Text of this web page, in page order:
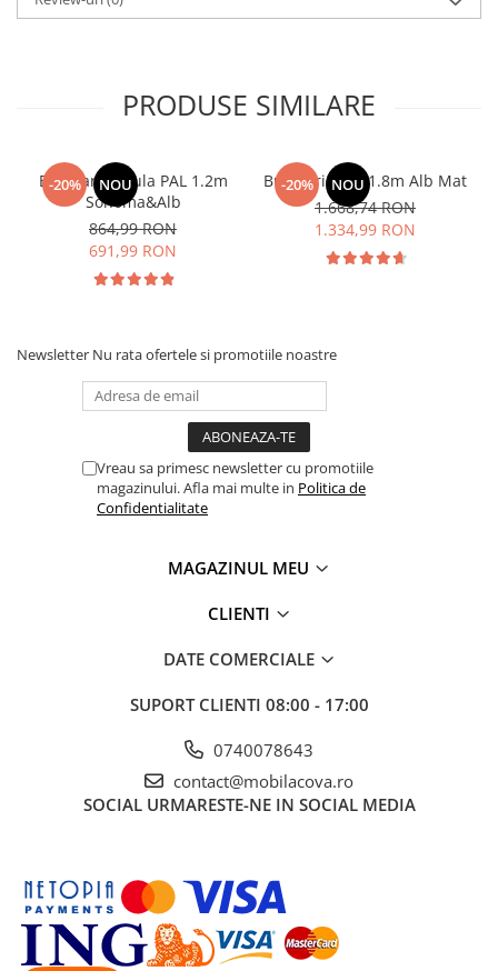
PRODUSE SIMILARE
-20% NOU
Bucatarie Paula PAL 1.2m
Sonoma&Alb
864,99 RON
691,99 RON
-20% NOU
Bucatarie Lily 1.8m Alb Mat
1.668,74 RON
1.334,99 RON
Newsletter Nu rata ofertele si promotiile noastre
Vreau sa primesc newsletter cu promotiile
magazinului. Afla mai multe in Politica de
Confidentialitate
MAGAZINUL MEU
CLIENTI
DATE COMERCIALE
SUPORT CLIENTI 08:00 - 17:00
0740078643
contact@mobilacova.ro
SOCIAL URMARESTE-NE IN SOCIAL MEDIA